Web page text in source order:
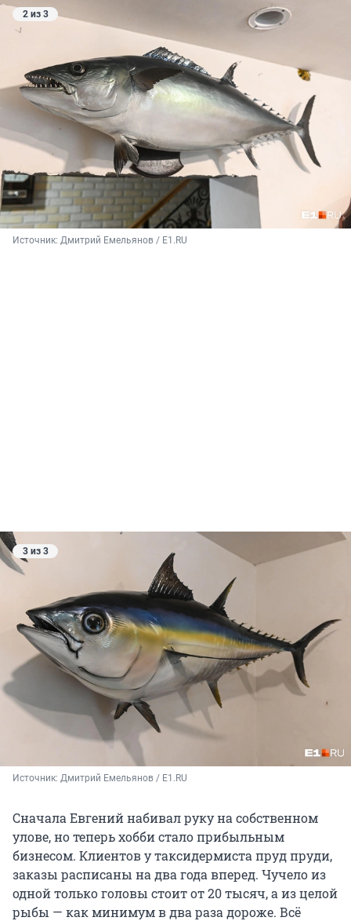
2 из 3
Источник: Дмитрий Емельянов / E1.RU
3 из 3
Источник: Дмитрий Емельянов / E1.RU
Сначала Евгений набивал руку на собственном
улове, но теперь хобби стало прибыльным
бизнесом. Клиентов у таксидермиста пруд пруди,
заказы расписаны на два года вперед. Чучело из
одной только головы стоит от 20 тысяч, а из целой
рыбы — как минимум в два раза дороже. Всё